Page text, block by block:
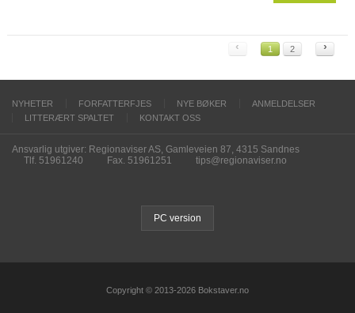
‹ 1 2 ›
NYHETER FORFATTERFJES NYE BØKER
ANMELDELSER
LITTERÆRT SPALTET
KONTAKT OSS
Ansvarlig utgiver: Regionaviser AS, Gamleveien 87, 4315 Sandnes
Tlf. 51961240
Fax. 51961251 tips@regionaviser.no
PC version
Copyright © 2013-2026 Bokstaver.no